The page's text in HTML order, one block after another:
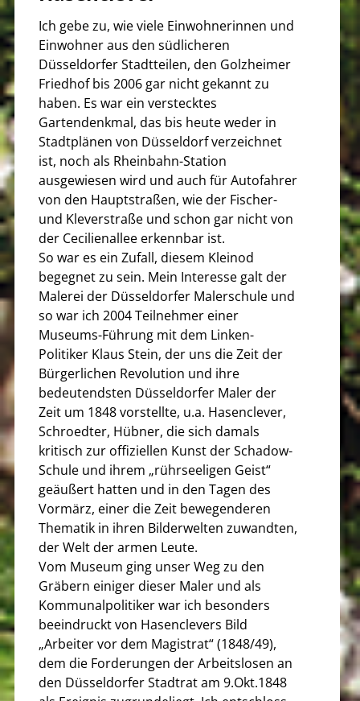
Ich gebe zu, wie viele Einwohnerinnen und
Einwohner aus den südlicheren
Düsseldorfer Stadtteilen, den Golzheimer
Friedhof bis 2006 gar nicht gekannt zu
haben. Es war ein verstecktes
Gartendenkmal, das bis heute weder in
Stadtplänen von Düsseldorf verzeichnet
ist, noch als Rheinbahn-Station
ausgewiesen wird und auch für Autofahrer
von den Hauptstraßen, wie der Fischer-
und Kleverstraße und schon gar nicht von
der Cecilienallee erkennbar ist.
So war es ein Zufall, diesem Kleinod
begegnet zu sein. Mein Interesse galt der
Malerei der Düsseldorfer Malerschule und
so war ich 2004 Teilnehmer einer
Museums-Führung mit dem Linken-
Politiker Klaus Stein, der uns die Zeit der
Bürgerlichen Revolution und ihre
bedeutendsten Düsseldorfer Maler der
Zeit um 1848 vorstellte, u.a. Hasenclever,
Schroedter, Hübner, die sich damals
kritisch zur offiziellen Kunst der Schadow-
Schule und ihrem „rührseeligen Geist“
geäußert hatten und in den Tagen des
Vormärz, einer die Zeit bewegenderen
Thematik in ihren Bilderwelten zuwandten,
der Welt der armen Leute.
Vom Museum ging unser Weg zu den
Gräbern einiger dieser Maler und als
Kommunalpolitiker war ich besonders
beeindruckt von Hasenclevers Bild
„Arbeiter vor dem Magistrat“ (1848/49),
dem die Forderungen der Arbeitslosen an
den Düsseldorfer Stadtrat am 9.Okt.1848